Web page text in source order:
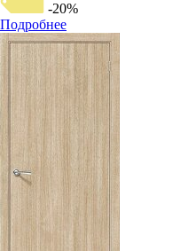
-20%
Подробнее